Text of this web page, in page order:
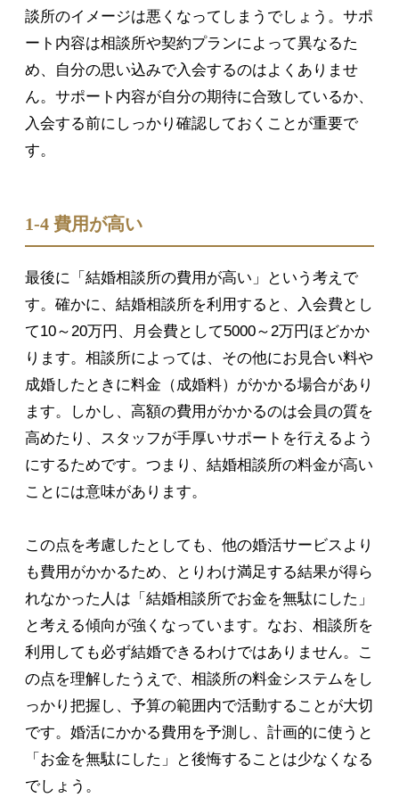
談所のイメージは悪くなってしまうでしょう。サポ
ート内容は相談所や契約プランによって異なるた
め、自分の思い込みで入会するのはよくありませ
ん。サポート内容が自分の期待に合致しているか、
入会する前にしっかり確認しておくことが重要で
す。
1-4 費用が高い
最後に「結婚相談所の費用が高い」という考えで
す。確かに、結婚相談所を利用すると、入会費とし
て10～20万円、月会費として5000～2万円ほどかか
ります。相談所によっては、その他にお見合い料や
成婚したときに料金（成婚料）がかかる場合があり
ます。しかし、高額の費用がかかるのは会員の質を
高めたり、スタッフが手厚いサポートを行えるよう
にするためです。つまり、結婚相談所の料金が高い
ことには意味があります。
この点を考慮したとしても、他の婚活サービスより
も費用がかかるため、とりわけ満足する結果が得ら
れなかった人は「結婚相談所でお金を無駄にした」
と考える傾向が強くなっています。なお、相談所を
利用しても必ず結婚できるわけではありません。こ
の点を理解したうえで、相談所の料金システムをし
っかり把握し、予算の範囲内で活動することが大切
です。婚活にかかる費用を予測し、計画的に使うと
「お金を無駄にした」と後悔することは少なくなる
でしょう。